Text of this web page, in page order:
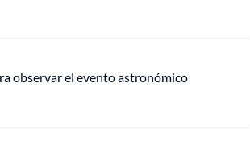
observar el evento astronómico